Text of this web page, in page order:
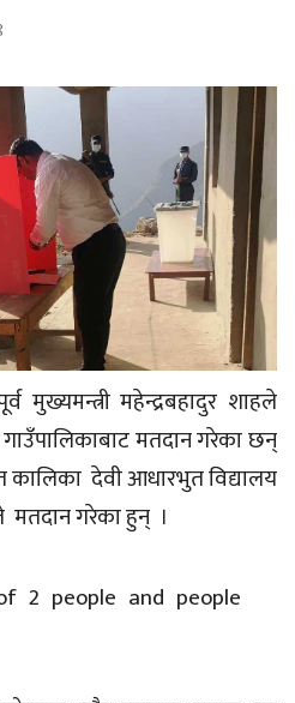
मुख्यमन्त्री महेन्द्रबहादुर शाहले
मतदान गरेका छन्
कालिका देवी आधारभुत विद्यालय
मतदान गरेका हुन् ।